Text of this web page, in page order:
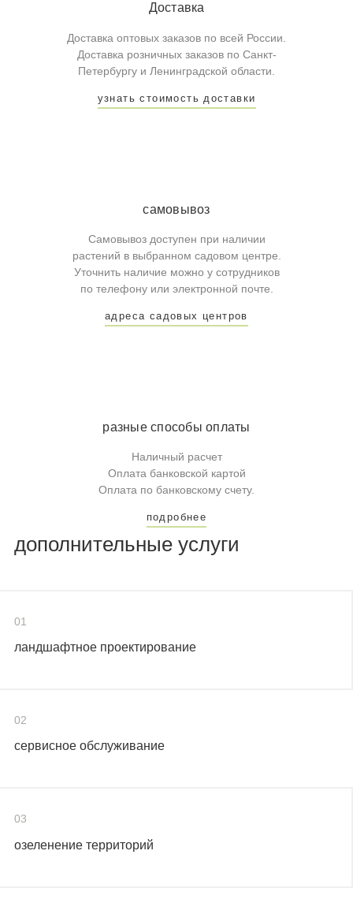
Доставка
Доставка оптовых заказов по всей России.
Доставка розничных заказов по Санкт-
Петербургу и Ленинградской области.
узнать стоимость доставки
самовывоз
Самовывоз доступен при наличии
растений в выбранном садовом центре.
Уточнить наличие можно у сотрудников
по телефону или электронной почте.
адреса садовых центров
разные способы оплаты
Наличный расчет
Оплата банковской картой
Оплата по банковскому счету.
подробнее
дополнительные услуги
01
ландшафтное проектирование
02
сервисное обслуживание
03
озеленение территорий